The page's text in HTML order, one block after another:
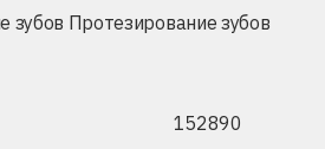
зубов Протезирование зубов
152890